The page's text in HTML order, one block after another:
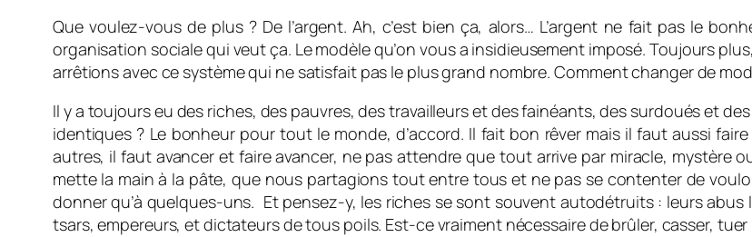
Que voulez-vous de plus ? De l’argent. Ah, c’est bien ça, alors… L’argent ne fait pas le
organisation sociale qui veut ça. Le modèle qu’on vous a insidieusement imposé. Toujours
arrêtions avec ce système qui ne satisfait pas le plus grand nombre. Comment changer de
Il y a toujours eu des riches, des pauvres, des travailleurs et des fainéants, des surdoués et
identiques ? Le bonheur pour tout le monde, d’accord. Il fait bon rêver mais il faut aussi
autres, il faut avancer et faire avancer, ne pas attendre que tout arrive par miracle, mystère
mette la main à la pâte, que nous partagions tout entre tous et ne pas se contenter de
donner qu’à quelques-uns. Et pensez-y, les riches se sont souvent autodétruits : leurs
tsars, empereurs, et dictateurs de tous poils. Est-ce vraiment nécessaire de brûler, casser, tuer